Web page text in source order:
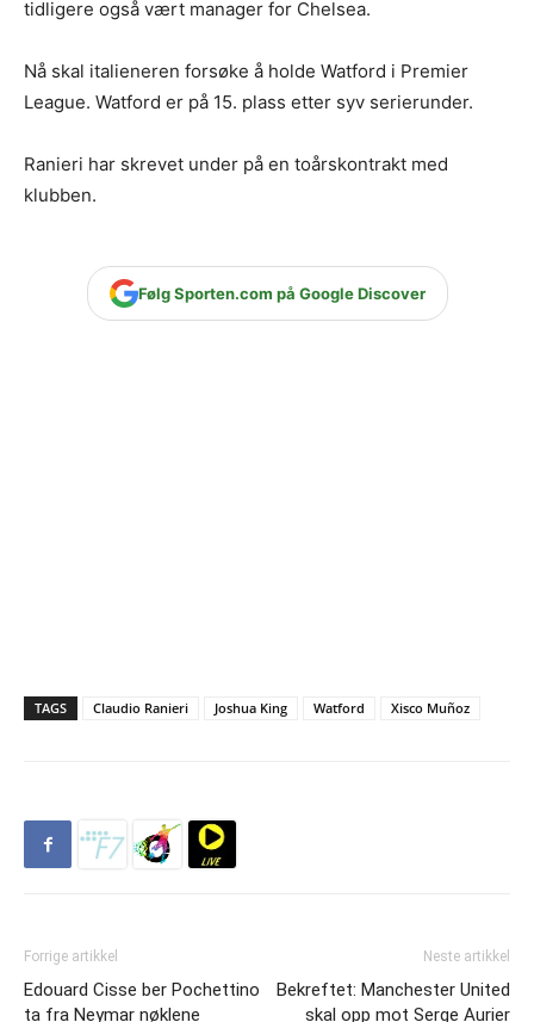
tidligere også vært manager for Chelsea.
Nå skal italieneren forsøke å holde Watford i Premier
League. Watford er på 15. plass etter syv serierunder.
Ranieri har skrevet under på en toårskontrakt med
klubben.
Følg Sporten.com på Google Discover
TAGS Claudio Ranieri Joshua King Watford Xisco Muñoz
Forrige artikkel
Edouard Cisse ber Pochettino
ta fra Neymar nøklene
Neste artikkel
Bekreftet: Manchester United
skal opp mot Serge Aurier